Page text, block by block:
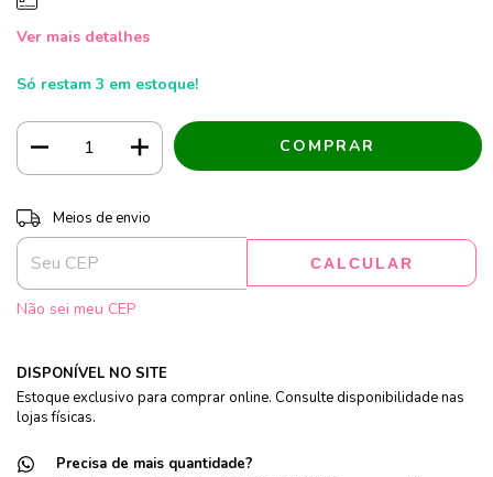
Ver mais detalhes
Só restam 3 em estoque!
Entregas para o CEP:
Meios de envio
CALCULAR
Não sei meu CEP
DISPONÍVEL NO SITE
Estoque exclusivo para comprar online. Consulte disponibilidade nas
lojas físicas.
Precisa de mais quantidade?